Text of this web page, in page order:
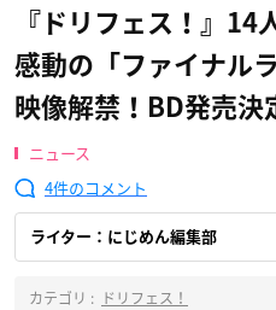
『ドリフェス！』14
感動の「ファイナル
映像解禁！BD発売決
ニュース
4
ライター：にじめん編集部
カテゴリ : ドリフェス！